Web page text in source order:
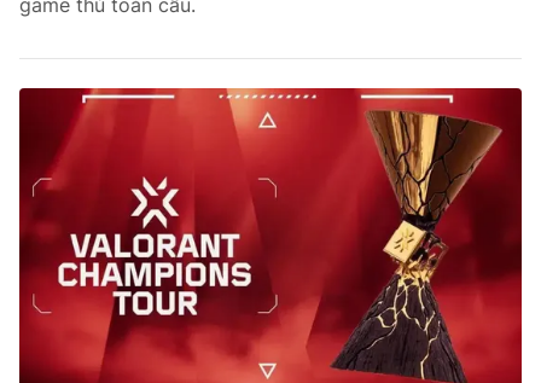
game thủ toàn cầu.